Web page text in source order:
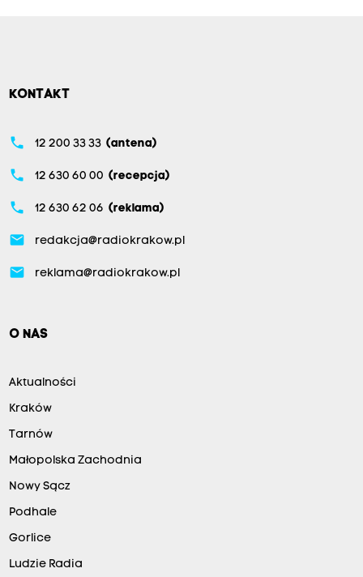
KONTAKT
phone 12 200 33 33 (antena)
phone 12 630 60 00 (recepcja)
phone 12 630 62 06 (reklama)
email redakcja@radiokrakow.pl
email reklama@radiokrakow.pl
O NAS
Aktualności
Kraków
Tarnów
Małopolska Zachodnia
Nowy Sącz
Podhale
Gorlice
Ludzie Radia